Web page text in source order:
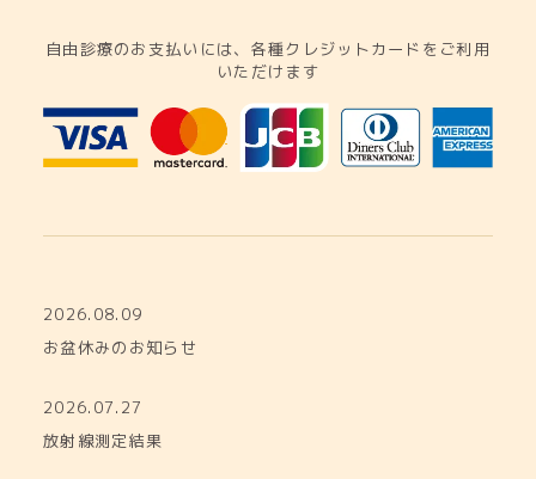
自由診療のお支払いには、各種クレジットカードをご利用
いただけます
2026.08.09
お盆休みのお知らせ
2026.07.27
放射線測定結果